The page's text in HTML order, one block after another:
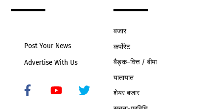
Post Your News
Advertise With Us
Icon
बजार
कर्पोरेट
बैङ्क–वित्त / बीमा
यातायात
शेयर बजार